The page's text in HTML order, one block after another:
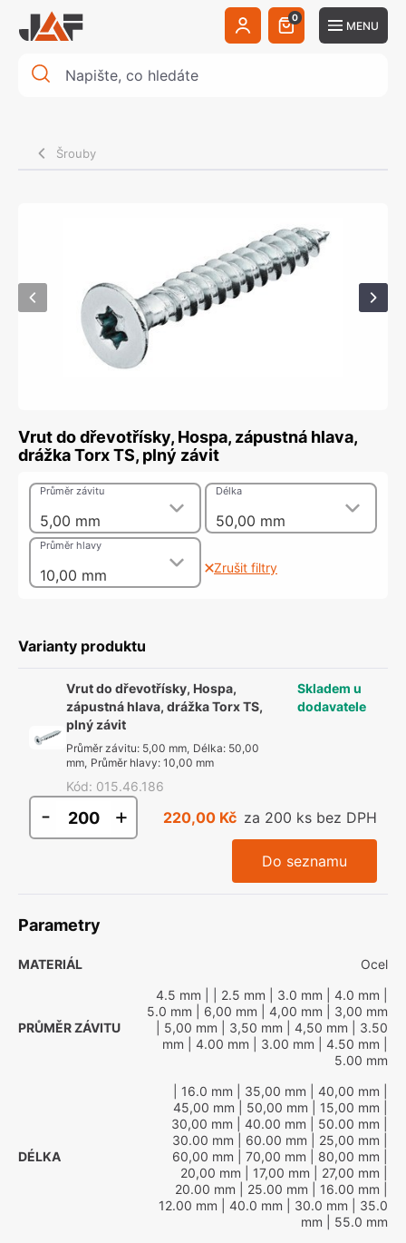
0
MENU
Šrouby
Vrut do dřevotřísky, Hospa, zápustná hlava,
drážka Torx TS, plný závit
5,00 mm
Průměr závitu
50,00 mm
Délka
10,00 mm
Průměr hlavy
Zrušit filtry
Varianty produktu
Vrut do dřevotřísky, Hospa,
zápustná hlava, drážka Torx TS,
plný závit
Průměr závitu: 5,00 mm, Délka: 50,00
mm, Průměr hlavy:10,00 mm
Kód: 015.46.186
Skladem u
dodavatele
- + 220,00 Kč za 200 ks bez DPH
Do seznamu
Parametry
MATERIÁL Ocel
PRŮMĚR ZÁVITU
4.5 mm | 2.5 mm | 3.0 mm | 4.0 mm
5.0 mm | 6,00 mm | 4,00 mm | 3,00 mm
| 5,00 mm | 3,50 mm | 4,50 mm | 3.50
mm | 4.00 mm | 3.00 mm | 4.50 mm
5.00 mm
DÉLKA
| 16.0 mm | 35,00 mm | 40,00 mm
45,00 mm | 50,00 mm | 15,00 mm
30,00 mm | 40.00 mm | 50.00 mm
30.00 mm | 60.00 mm | 25,00 mm
60,00 mm | 70,00 mm | 80,00 mm
20,00 mm | 17,00 mm | 27,00 mm
20.00 mm | 25.00 mm | 16.00 mm
12.00 mm | 40.0 mm | 30.0 mm | 35.0
mm | 55.0 mm